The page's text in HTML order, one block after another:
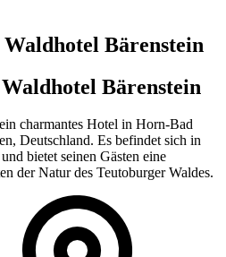
Bärenstein
Bärenstein
charmantes Hotel in Horn-Bad
Deutschland. Es befindet sich in
bietet seinen Gästen eine
der Natur des Teutoburger Waldes.